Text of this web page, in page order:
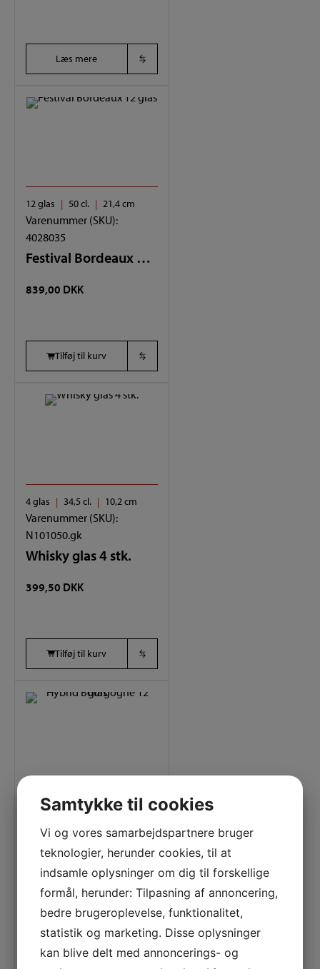
VAR:
319,80 DKK.
ER:
99,95 DKK.
Læs mere
12 glas 50 cl. 21,4 cm
Varenummer (SKU):
4028035
Festival Bordeaux 12 glas
839,00 DKK
Tilføj til kurv
4 glas 34,5 cl. 10,2 cm
Varenummer (SKU):
N101050.gk
Whisky glas 4 stk.
399,50 DKK
Tilføj til kurv
12 glas 84 cl. 24 cm
Varenummer (SKU):
4328000
Hybrid Bourgogne 12 glas
1.675,00
Tilføj til kurv
Samtykke til cookies
Vi og vores samarbejdspartnere bruger
teknologier, herunder cookies, til at
indsamle oplysninger om dig til forskellige
formål, herunder: Tilpasning af annoncering,
bedre brugeroplevelse, funktionalitet,
statistik og marketing. Disse oplysninger
kan blive delt med annoncerings- og